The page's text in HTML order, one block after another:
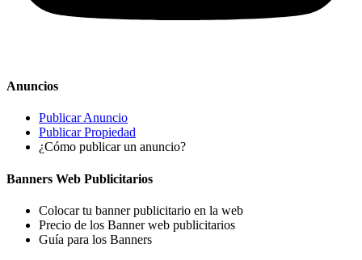
Anuncios
Publicar Anuncio
Publicar Propiedad
¿Cómo publicar un anuncio?
Banners Web Publicitarios
Colocar tu banner publicitario en la web
Precio de los Banner web publicitarios
Guía para los Banners